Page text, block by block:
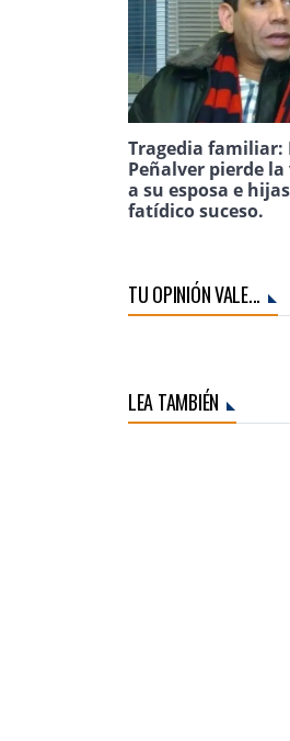
Tragedia familiar:
Peñalver pierde
a su esposa e
fatídico suceso.
TU OPINIÓN VALE...
LEA TAMBIÉN